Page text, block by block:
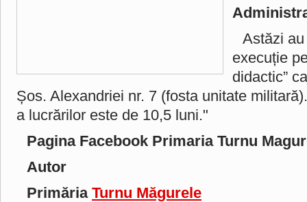
Astăzi
execuție
didactic”
Șos. Alexandriei nr. 7 (fosta unitate
a lucrărilor este de 10,5 luni."
Pagina Facebook Primaria Turnu
Autor
Primăria Turnu Măgurele